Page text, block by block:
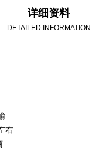
详细资料
DETAILED INFORMATION
右